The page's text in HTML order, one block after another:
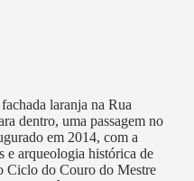
laranja na Rua
dentro, uma passagem no
em 2014, com a
e arqueologia histórica de
Ciclo do Couro do Mestre